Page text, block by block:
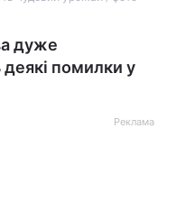
дуже
деякі помилки у
Реклама